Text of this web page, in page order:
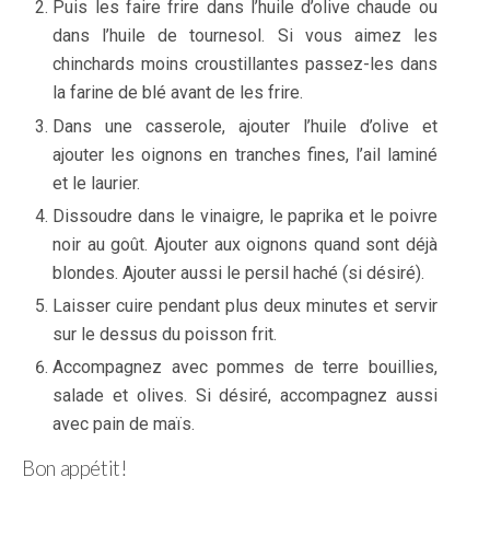
Puis les faire frire dans l’huile d’olive chaude ou
dans l’huile de tournesol. Si vous aimez les
chinchards moins croustillantes passez-les dans
la farine de blé avant de les frire.
Dans une casserole, ajouter l’huile d’olive et
ajouter les oignons en tranches fines, l’ail laminé
et le laurier.
Dissoudre dans le vinaigre, le paprika et le poivre
noir au goût. Ajouter aux oignons quand sont déjà
blondes. Ajouter aussi le persil haché (si désiré).
Laisser cuire pendant plus deux minutes et servir
sur le dessus du poisson frit.
Accompagnez avec pommes de terre bouillies,
salade et olives. Si désiré, accompagnez aussi
avec pain de maïs.
Bon appétit!